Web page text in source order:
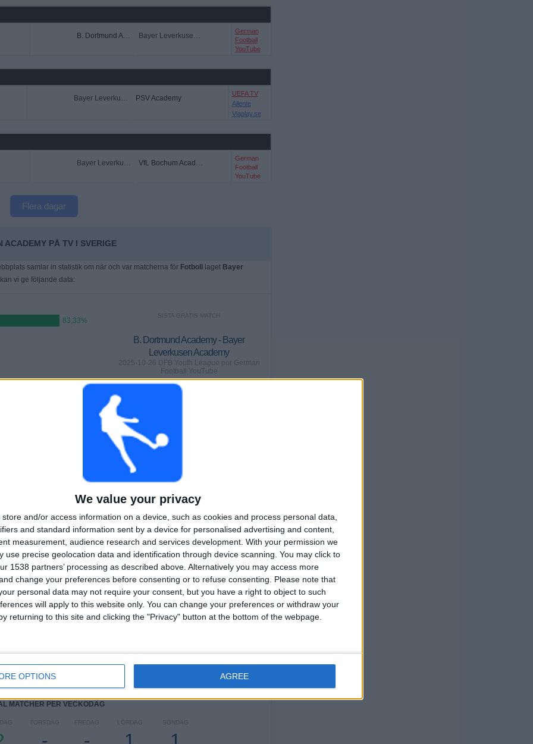
We value your privacy
store and/or access information on a device, such as cookies and process personal data,
and standard information sent by a device for personalised advertising and content,
measurement, audience research and services development. With your permission we
use precise geolocation data and identification through device scanning. You may click to
1538 partners’ processing as described above. Alternatively you may access more
change your preferences before consenting or to refuse consenting.
Please note that
personal data may not require your consent, but you have a right to object to such
will apply to this website only. You can change your preferences or withdraw your
returning to this site and clicking the "Privacy" button at the bottom of the webpage.
OPTIONS AGREE
B. Dortmund Academy Bayer Leverkusen Academy
German
Football
YouTube
Bayer Leverkusen Academy PSV Academy
UEFA TV
Allente
Viaplay.se
Bayer Leverkusen Academy VfL Bochum Academy
German
Football
YouTube
Flera dagar
ACADEMY PÅ TV I SVERIGE
samlar in statistik om när och var matcherna för Fotboll laget Bayer
vi ge följande data:
83,33%
SISTA GRATIS MATCH
B. Dortmund Academy - Bayer
Leverkusen Academy
2025-10-26 DFB Youth League por German
Football YouTube
285
UTAN GRATIS
MATCHER
0
KONTINUERLIGT
BETALD
5
MOTSTÅNDARE
2
VS B. Dortmund
Academy
2
TÄVLINGAR
RANKNING EFTER TÄVLINGAR
UEFA Youth League
3 (50%)
DFB Youth League
3 (50%)
MATCHER PER VECKODAG
TORSDAG FREDAG LÖRDAG SÖNDAG